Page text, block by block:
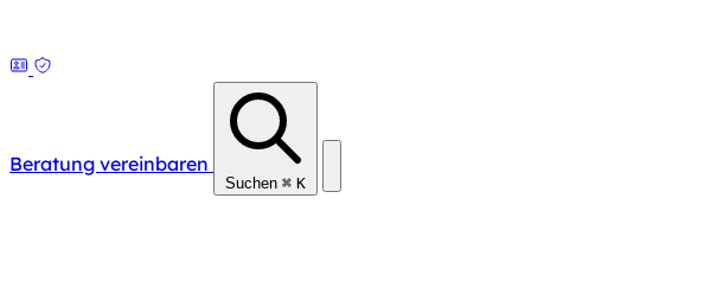
Beratung vereinbaren
Suchen ⌘ K